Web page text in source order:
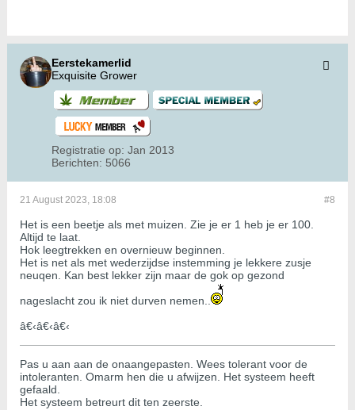
Eerstekamerlid
Exquisite Grower
Registratie op: Jan 2013
Berichten: 5066
#8
21 August 2023, 18:08
Het is een beetje als met muizen. Zie je er 1 heb je er 100.
Altijd te laat.
Hok leegtrekken en overnieuw beginnen.
Het is net als met wederzijdse instemming je lekkere zusje
neuqen. Kan best lekker zijn maar de gok op gezond
nageslacht zou ik niet durven nemen..
â€‹â€‹â€‹
Pas u aan aan de onaangepasten. Wees tolerant voor de
intoleranten. Omarm hen die u afwijzen. Het systeem heeft
gefaald.
Het systeem betreurt dit ten zeerste.